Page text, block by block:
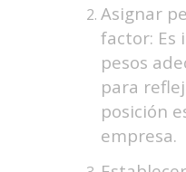
Asignar
factor: Es
pesos
para
posición
empresa.